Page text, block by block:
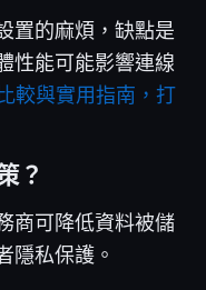
置的麻煩，缺點是
性能可能影響連線
較與實用指南，打
？
商可降低資料被儲
隱私保護。